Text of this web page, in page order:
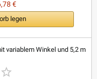
€
legen
variablem Winkel und 5,2 m
